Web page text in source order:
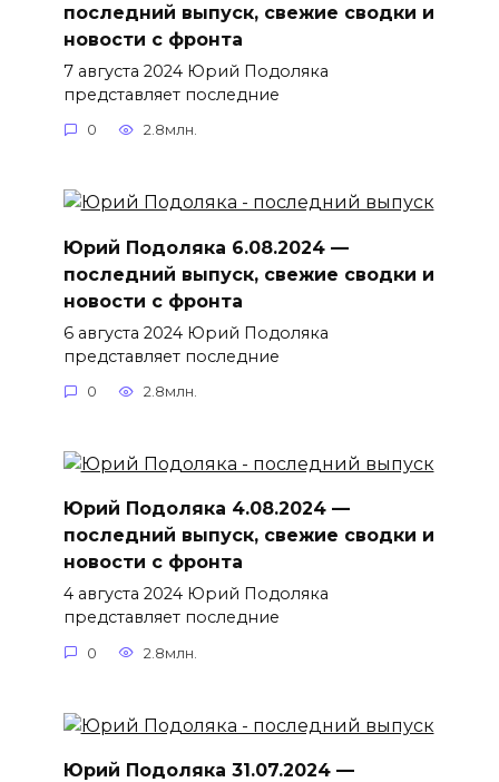
последний выпуск, свежие сводки и
новости с фронта
7 августа 2024 Юрий Подоляка
представляет последние
0 2.8млн.
Юрий Подоляка 6.08.2024 —
последний выпуск, свежие сводки и
новости с фронта
6 августа 2024 Юрий Подоляка
представляет последние
0 2.8млн.
Юрий Подоляка 4.08.2024 —
последний выпуск, свежие сводки и
новости с фронта
4 августа 2024 Юрий Подоляка
представляет последние
0 2.8млн.
Юрий Подоляка 31.07.2024 —